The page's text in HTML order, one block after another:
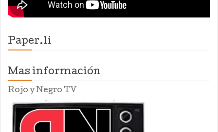
Paper.li
Mas información
Rojo y Negro TV